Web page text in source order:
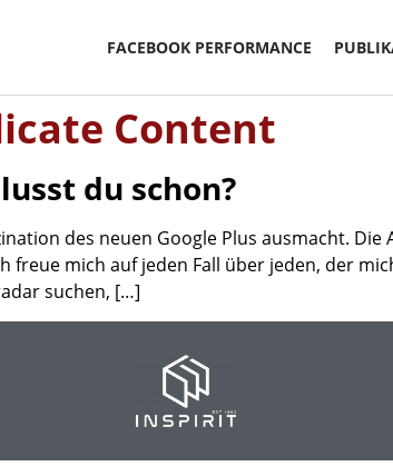
FACEBOOK PERFORMANCE
Content
du schon?
des neuen Google Plus ausmacht.
freue mich auf jeden Fall über jeden, der
suchen, […]